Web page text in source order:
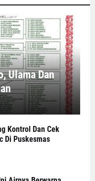
Ulama Dan
Kontrol Dan Cek
Di Puskesmas